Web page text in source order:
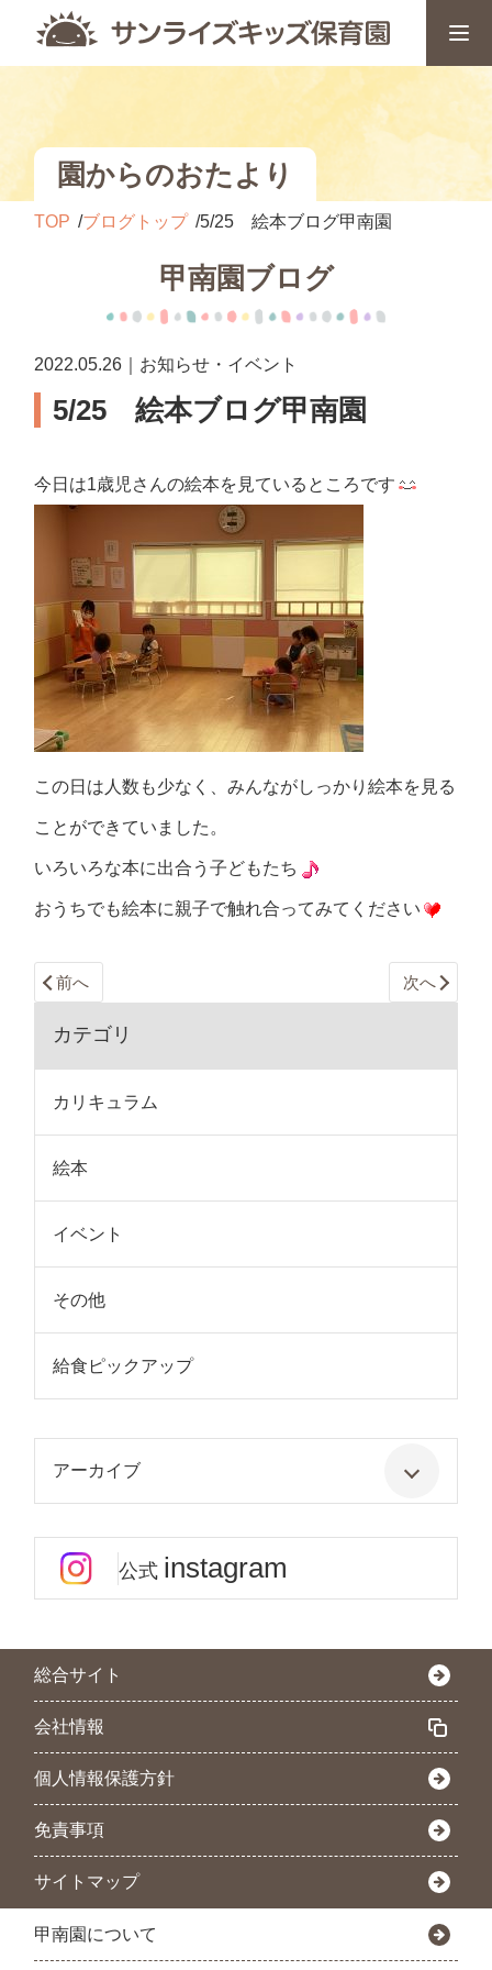
園からのおたより
TOP ブログトップ 5/25 絵本ブログ甲南園
甲南園ブログ
2022.05.26｜お知らせ・イベント
5/25 絵本ブログ甲南園
今日は1歳児さんの絵本を見ているところです
この日は人数も少なく、みんながしっかり絵本を見る
ことができていました。
いろいろな本に出合う子どもたち
おうちでも絵本に親子で触れ合ってみてください
前へ 次へ
カテゴリ
カリキュラム
絵本
イベント
その他
給食ピックアップ
アーカイブ
公式 instagram
総合サイト
会社情報
個人情報保護方針
免責事項
サイトマップ
甲南園について